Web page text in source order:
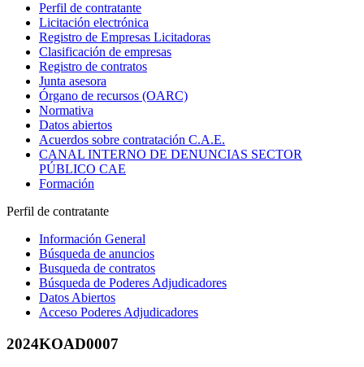
Perfil de contratante
Licitación electrónica
Registro de Empresas Licitadoras
Clasificación de empresas
Registro de contratos
Junta asesora
Órgano de recursos (OARC)
Normativa
Datos abiertos
Acuerdos sobre contratación C.A.E.
CANAL INTERNO DE DENUNCIAS SECTOR
PÚBLICO CAE
Formación
Perfil de contratante
Información General
Búsqueda de anuncios
Busqueda de contratos
Búsqueda de Poderes Adjudicadores
Datos Abiertos
Acceso Poderes Adjudicadores
2024KOAD0007